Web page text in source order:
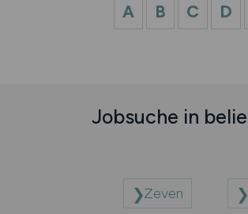
A B C D
Jobsuche in
Zeven